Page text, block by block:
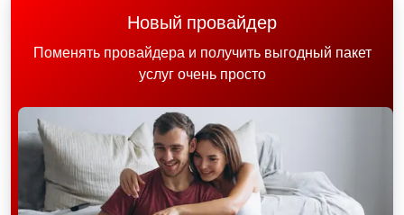
Новый провайдер
Поменять провайдера и получить выгодный пакет
услуг очень просто